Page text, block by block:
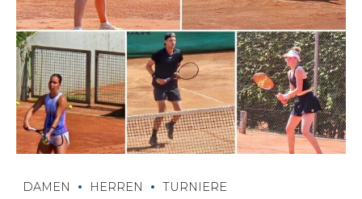
DAMEN HERREN TURNIERE